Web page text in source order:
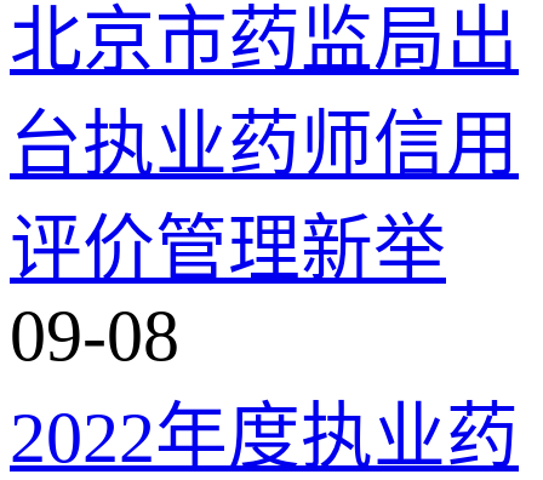
北京市药监局出
台执业药师信用
评价管理新举
09-08
2022年度执业药